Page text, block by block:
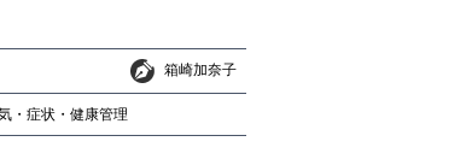
箱崎加奈子
箱崎加奈子
・症状・健康管理